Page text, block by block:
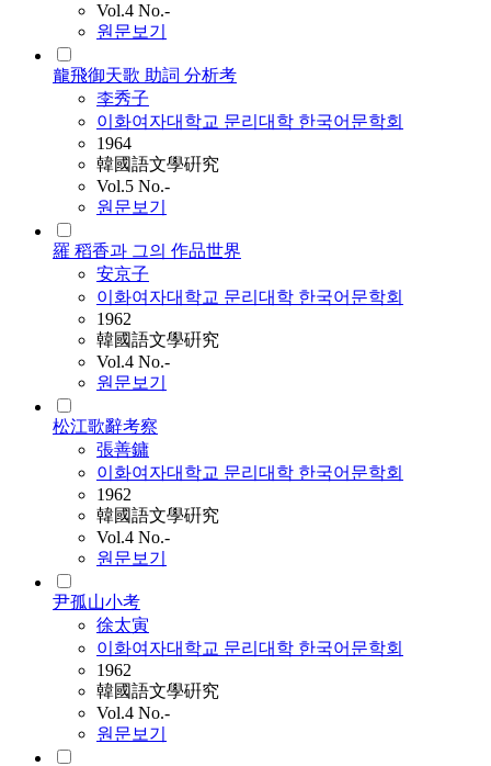
Vol.4 No.-
원문보기
龍飛御天歌 助詞 分析考
李秀子
이화여자대학교 문리대학 한국어문학회
1964
韓國語文學硏究
Vol.5 No.-
원문보기
羅 稻香과 그의 作品世界
安京子
이화여자대학교 문리대학 한국어문학회
1962
韓國語文學硏究
Vol.4 No.-
원문보기
松江歌辭考察
張善鏞
이화여자대학교 문리대학 한국어문학회
1962
韓國語文學硏究
Vol.4 No.-
원문보기
尹孤山小考
徐太寅
이화여자대학교 문리대학 한국어문학회
1962
韓國語文學硏究
Vol.4 No.-
원문보기